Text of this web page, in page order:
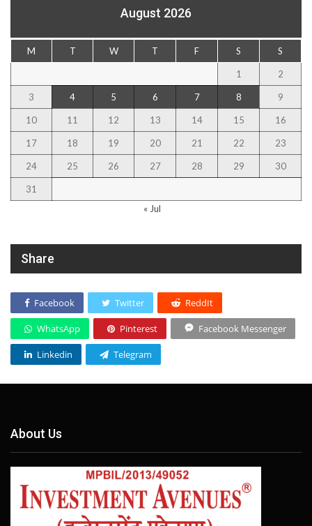
August 2026
M T W T F S S
1 2
3 4 5 6 7 8 9
10 11 12 13 14 15 16
17 18 19 20 21 22 23
24 25 26 27 28 29 30
31
« Jul
Share
Facebook Twitter ReddIt
WhatsApp Pinterest Facebook Messenger
Linkedin Telegram
About Us